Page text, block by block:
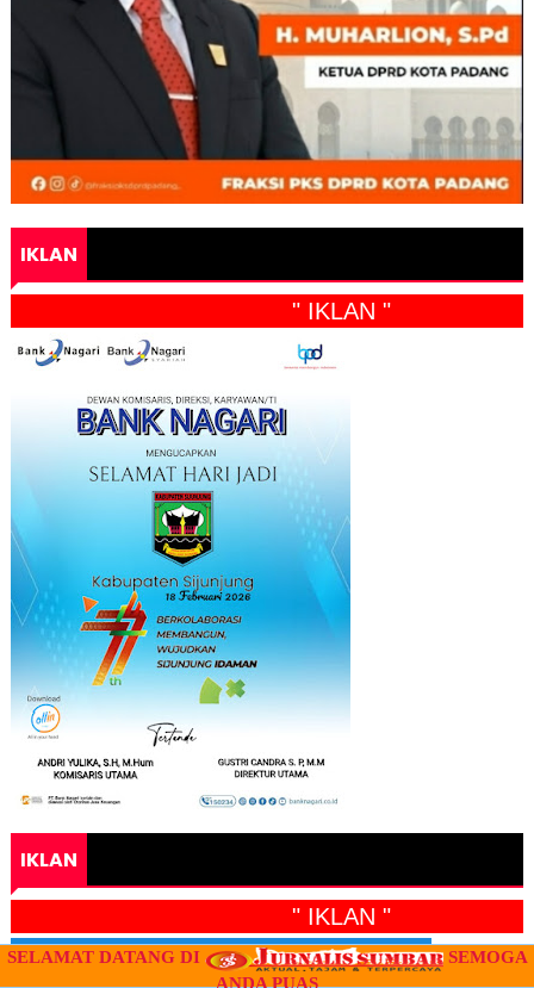
IKLAN
" IKLAN "
IKLAN
" IKLAN "
SELAMAT DATANG DI
SEMOGA
ANDA PUAS